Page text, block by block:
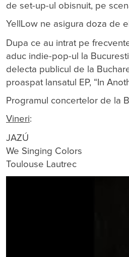
de set-up-ul obisnuit, pe
YellLow ne asigura doza de
Dupa ce au intrat pe
aduc indie-pop-ul la
delecta publicul de la
proaspat lansatul EP, “In
Programul concertelor de la
Vineri:
JAZÚ
We Singing Colors
Toulouse Lautrec